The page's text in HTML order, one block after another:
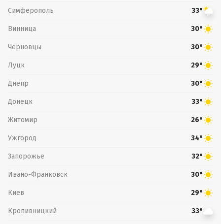
Симферополь 33°
Винница 30°
Черновцы 30°
Луцк 29°
Днепр 30°
Донецк 33°
Житомир 26°
Ужгород 34°
Запорожье 32°
Ивано-Франковск 30°
Киев 29°
Кропивницкий 33°